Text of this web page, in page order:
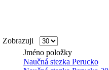
Zobrazuji
Jméno položky
Naučná stezka Perucko